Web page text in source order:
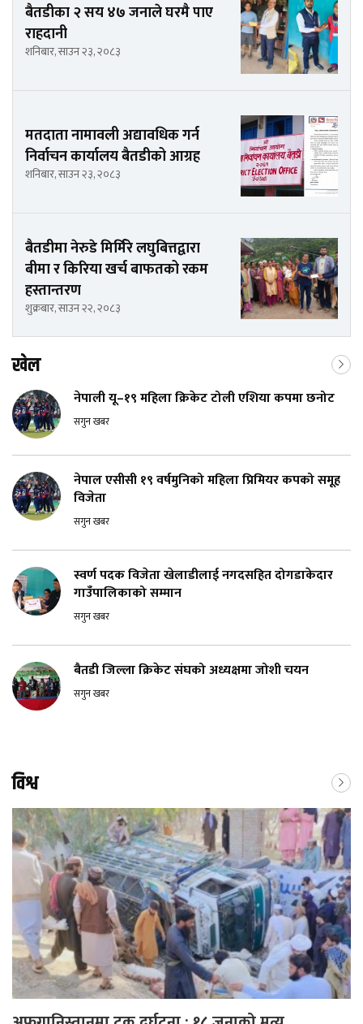
बैतडीका २ सय ४७ जनाले घरमै पाए
राहदानी
शनिबार, साउन २३, २०८३
मतदाता नामावली अद्यावधिक गर्न
निर्वाचन कार्यालय बैतडीको आग्रह
शनिबार, साउन २३, २०८३
बैतडीमा नेरुडे मिर्मिरे लघुबित्तद्वारा
बीमा र किरिया खर्च बाफतको रकम
हस्तान्तरण
शुक्रबार, साउन २२, २०८३
खेल
नेपाली यू–१९ महिला क्रिकेट टोली एशिया कपमा छनोट
सगुन खबर
नेपाल एसीसी १९ वर्षमुनिको महिला प्रिमियर कपको समूह
विजेता
सगुन खबर
स्वर्ण पदक विजेता खेलाडीलाई नगदसहित दोगडाकेदार
गाउँपालिकाको सम्मान
सगुन खबर
बैतडी जिल्ला क्रिकेट संघको अध्यक्षमा जोशी चयन
सगुन खबर
विश्व